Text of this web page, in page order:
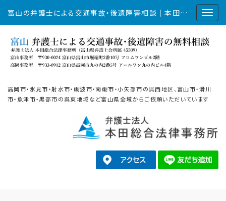
富山の弁護士による交通事故・後遺障害相談｜本田総合法律事務所
高岡市・氷見市・射水市・砺波市・南砺市・小矢部市の呉西地区、富山市・滑川
市・魚津市・黒部市の呉東地域など富山県全域からご依頼いただいています